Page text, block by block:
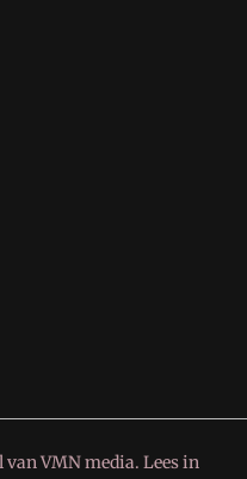
VMN media. Lees in